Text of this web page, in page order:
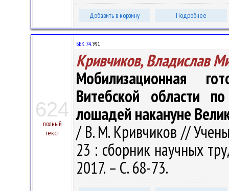
Добавить в корзину Подробнее
624
полный
текст
ББК 74.У91
Кривчиков, Владислав
Мобилизационная
Витебской области
лошадей накануне
/ В. М. Кривчиков //
23 : сборник научных
2017. – С. 68-73.